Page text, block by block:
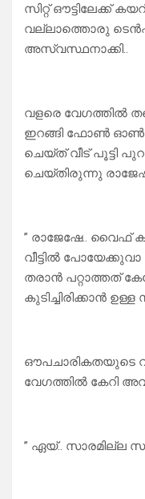
സിറ്റ് ഔട്ടിലേക്ക്
വല്ലാത്തൊരു
അസ്വസ്ഥനാക്കി..
വളരെ വേഗത്തിൽ
ഇറങ്ങി ഫോൺ ഓൺ
ചെയ്ത് വീട് പൂട്ടി
ചെയ്തിരുന്നു
” രാജേഷേ.. വൈഫ്‌
വീട്ടിൽ
തരാൻ പറ്റാത്തത്
കുടിച്ചിരിക്കാൻ
ഔപചാരികതയുടെ
വേഗത്തിൽ കേറി
” ഏയ്.. സാരമില്ല